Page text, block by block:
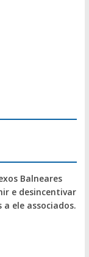
Balneares
e desincentivar
ele associados.